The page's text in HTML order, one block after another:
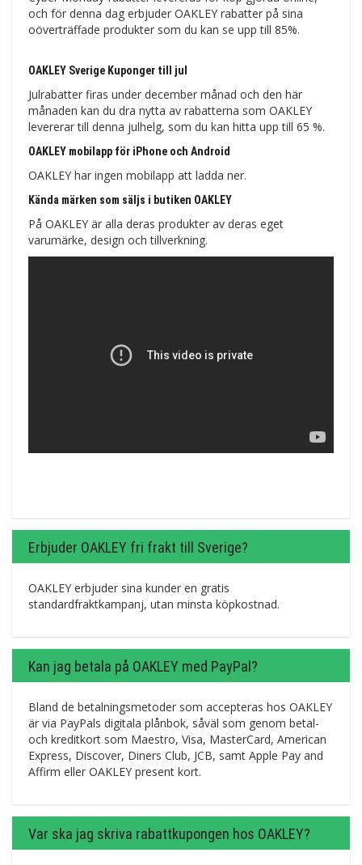
och för denna dag erbjuder OAKLEY rabatter på sina
oöverträffade produkter som du kan se upp till 85%.
OAKLEY Sverige Kuponger till jul
Julrabatter firas under december månad och den här
månaden kan du dra nytta av rabatterna som OAKLEY
levererar till denna julhelg, som du kan hitta upp till 65 %.
OAKLEY mobilapp för iPhone och Android
OAKLEY har ingen mobilapp att ladda ner.
Kända märken som säljs i butiken OAKLEY
På OAKLEY är alla deras produkter av deras eget
varumärke, design och tillverkning.
Erbjuder OAKLEY fri frakt till Sverige?
OAKLEY erbjuder sina kunder en gratis
standardfraktkampanj, utan minsta köpkostnad.
Kan jag betala på OAKLEY med PayPal?
Bland de betalningsmetoder som accepteras hos OAKLEY
är via PayPals digitala plånbok, såväl som genom betal-
och kreditkort som Maestro, Visa, MasterCard, American
Express, Discover, Diners Club, JCB, samt Apple Pay and
Affirm eller OAKLEY present kort.
Var ska jag skriva rabattkupongen hos OAKLEY?